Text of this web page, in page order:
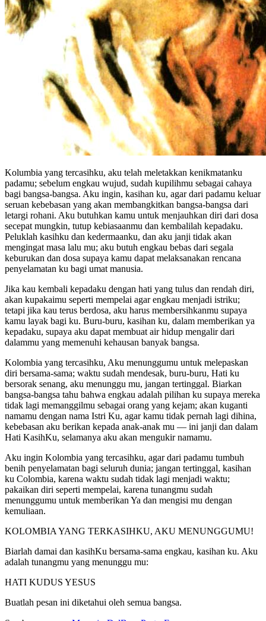
Kolumbia yang tercasihku, aku telah meletakkan kenikmatanku
padamu; sebelum engkau wujud, sudah kupilihmu sebagai cahaya
bagi bangsa-bangsa. Aku ingin, kasihan ku, agar dari padamu keluar
seruan kebebasan yang akan membangkitkan bangsa-bangsa dari
letargi rohani. Aku butuhkan kamu untuk menjauhkan diri dari dosa
secepat mungkin, tutup kebiasaanmu dan kembalilah kepadaku.
Peluklah kasihku dan kedermaanku, dan aku janji tidak akan
mengingat masa lalu mu; aku butuh engkau bebas dari segala
keburukan dan dosa supaya kamu dapat melaksanakan rencana
penyelamatan ku bagi umat manusia.
Jika kau kembali kepadaku dengan hati yang tulus dan rendah diri,
akan kupakaimu seperti mempelai agar engkau menjadi istriku;
tetapi jika kau terus berdosa, aku harus membersihkanmu supaya
kamu layak bagi ku. Buru-buru, kasihan ku, dalam memberikan ya
kepadaku, supaya aku dapat membuat air hidup mengalir dari
dalammu yang memenuhi kehausan banyak bangsa.
Kolombia yang tercasihku, Aku menunggumu untuk melepaskan
diri bersama-sama; waktu sudah mendesak, buru-buru, Hati ku
bersorak senang, aku menunggu mu, jangan tertinggal. Biarkan
bangsa-bangsa tahu bahwa engkau adalah pilihan ku supaya mereka
tidak lagi memanggilmu sebagai orang yang kejam; akan kuganti
namamu dengan nama Istri Ku, agar kamu tidak pernah lagi dihina,
kebebasan aku berikan kepada anak-anak mu — ini janji dan dalam
Hati KasihKu, selamanya aku akan mengukir namamu.
Aku ingin Kolombia yang tercasihku, agar dari padamu tumbuh
benih penyelamatan bagi seluruh dunia; jangan tertinggal, kasihan
ku Colombia, karena waktu sudah tidak lagi menjadi waktu;
pakaikan diri seperti mempelai, karena tunangmu sudah
menunggumu untuk memberikan Ya dan mengisi mu dengan
kemuliaan.
KOLOMBIA YANG TERKASIHKU, AKU MENUNGGUMU!
Biarlah damai dan kasihKu bersama-sama engkau, kasihan ku. Aku
adalah tunangmu yang menunggu mu:
HATI KUDUS YESUS
Buatlah pesan ini diketahui oleh semua bangsa.